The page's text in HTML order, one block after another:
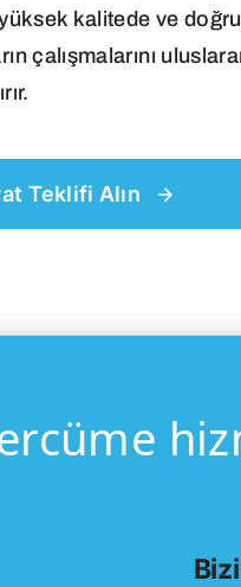
kalitede ve
çalışmalarını
Teklifi Alın